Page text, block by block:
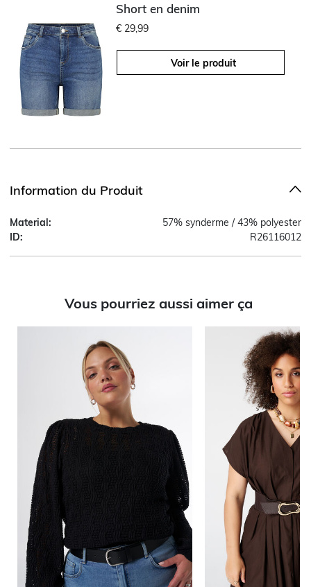
Short en denim
€ 29,99
Voir le produit
Information du Produit
Material:
57% synderme / 43% polyester
ID:
R26116012
Vous pourriez aussi aimer ça